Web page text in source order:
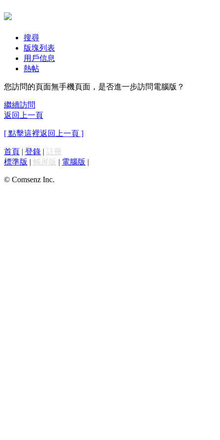
搜尋
版塊列表
用戶信息
熱帖
您訪問的頁面無手機頁面，是否進一步訪問電腦版？
繼續訪問
返回上一頁
[ 點擊這裡返回上一頁 ]
首頁 | 登錄 | 註冊
標準版 | 觸屏版 | 電腦版 |
© Comsenz Inc.